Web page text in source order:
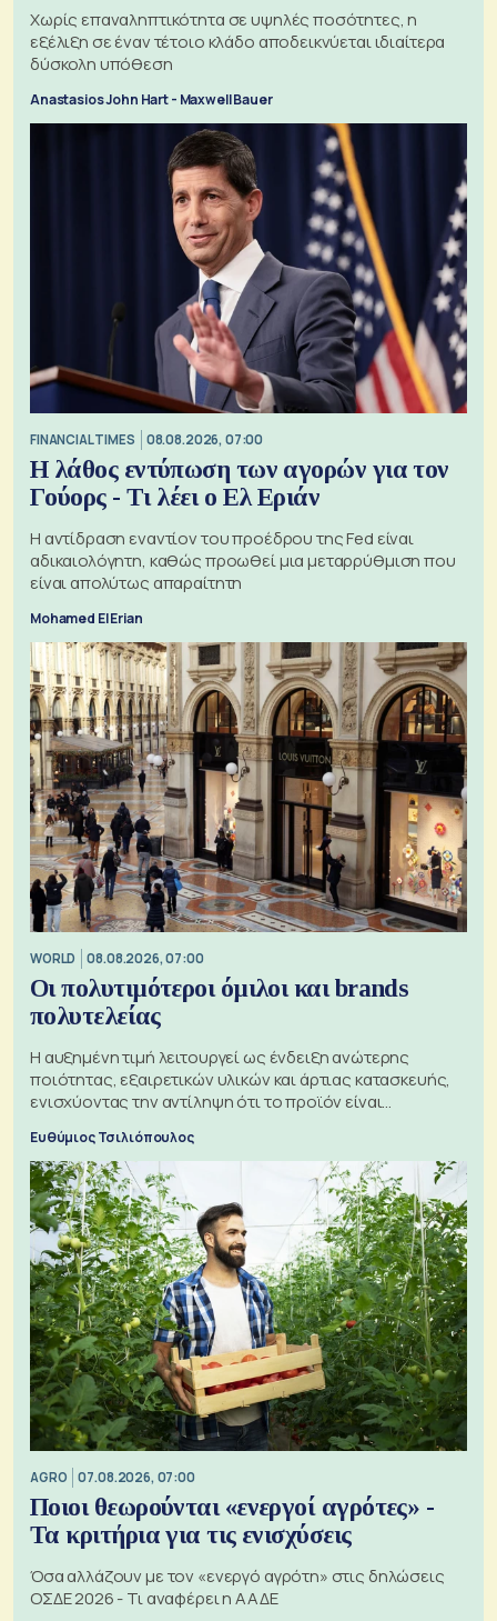
Χωρίς επαναληπτικότητα σε υψηλές ποσότητες, η
εξέλιξη σε έναν τέτοιο κλάδο αποδεικνύεται ιδιαίτερα
δύσκολη υπόθεση
Anastasios John Hart - Maxwell Bauer
FINANCIAL TIMES 08.08.2026, 07:00
Η λάθος εντύπωση των αγορών για τον
Γούορς - Τι λέει ο Ελ Εριάν
Η αντίδραση εναντίον του προέδρου της Fed είναι
αδικαιολόγητη, καθώς προωθεί μια μεταρρύθμιση που
είναι απολύτως απαραίτητη
Mohamed El Erian
WORLD 08.08.2026, 07:00
Οι πολυτιμότεροι όμιλοι και brands
πολυτελείας
Η αυξημένη τιμή λειτουργεί ως ένδειξη ανώτερης
ποιότητας, εξαιρετικών υλικών και άρτιας κατασκευής,
ενισχύοντας την αντίληψη ότι το προϊόν είναι
Ευθύμιος Τσιλιόπουλος
AGRO 07.08.2026, 07:00
Ποιοι θεωρούνται «ενεργοί αγρότες» -
Τα κριτήρια για τις ενισχύσεις
Όσα αλλάζουν με τον «ενεργό αγρότη» στις δηλώσεις
ΟΣΔΕ 2026 - Τι αναφέρει η ΑΑΔΕ